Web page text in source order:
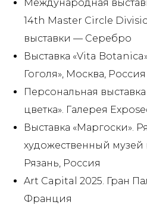
Международная
14th Master Circle
выставки — Серебро
Выставка «Vita
Гоголя», Москва, Россия
Персональная
цветка». Галерея
Выставка «Маргоски».
художественный музей
Рязань, Россия
Art Capital 2025. Гран
Франция